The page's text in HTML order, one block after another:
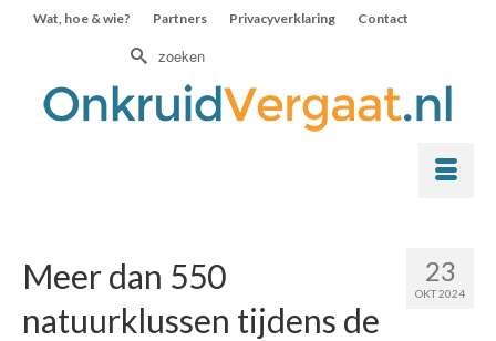
Wat, hoe & wie? Partners Privacyverklaring Contact
Zoek
23
OKT 2024
Meer dan 550
natuurklussen tijdens de